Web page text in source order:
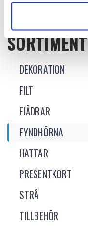
SORTIMENT
DEKORATION
FILT
FJÄDRAR
FYNDHÖRNA
HATTAR
PRESENTKORT
STRÅ
TILLBEHÖR